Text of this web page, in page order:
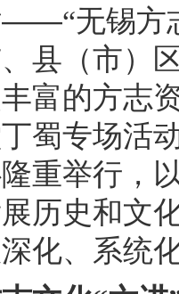
——“无锡方
县（市）
富的方志
蜀专场活
重举行，
历史和文
化、系统